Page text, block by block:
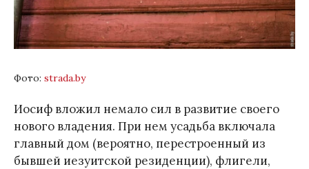
Фото: strada.by
Иосиф вложил немало сил в развитие своего
нового владения. При нем усадьба включала
главный дом (вероятно, перестроенный из
бывшей иезуитской резиденции), флигели,